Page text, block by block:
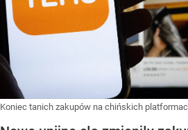
Koniec tanich zakupów na chińskich